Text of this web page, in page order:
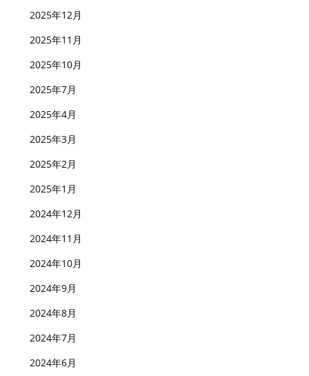
2025年12月
2025年11月
2025年10月
2025年7月
2025年4月
2025年3月
2025年2月
2025年1月
2024年12月
2024年11月
2024年10月
2024年9月
2024年8月
2024年7月
2024年6月